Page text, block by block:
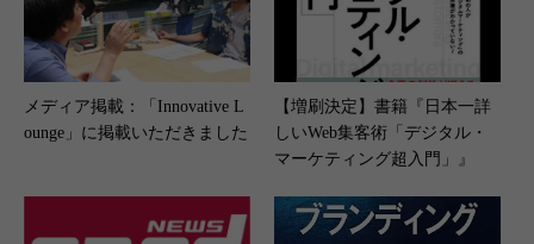
メディア掲載：「Innovative L
ounge」に掲載いただきました
【増刷決定】書籍『日本一詳
しいWeb集客術「デジタル・
マーケティング超入門」』